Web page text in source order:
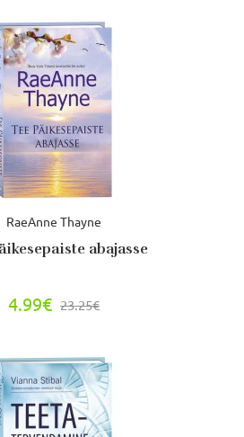
RaeAnne Thayne
abajasse
4.99€ 23.25€